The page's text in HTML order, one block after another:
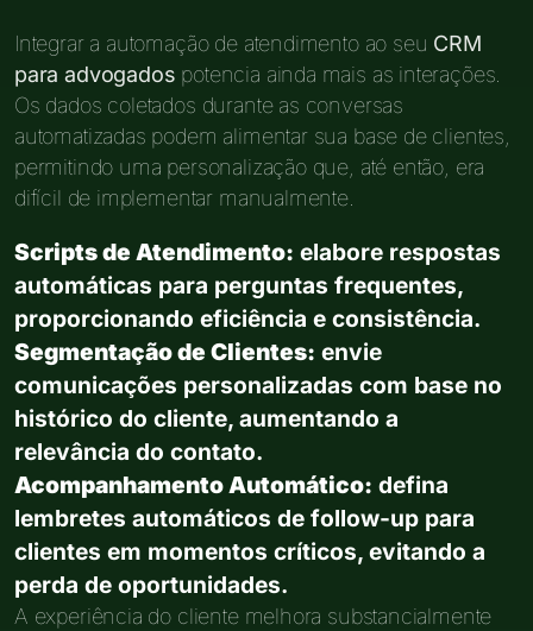
Integrar a automação de atendimento ao seu CRM
para advogados potencia ainda mais as interações.
Os dados coletados durante as conversas
automatizadas podem alimentar sua base de clientes,
permitindo uma personalização que, até então, era
difícil de implementar manualmente.
Scripts de Atendimento: elabore respostas
automáticas para perguntas frequentes,
proporcionando eficiência e consistência.
Segmentação de Clientes: envie
comunicações personalizadas com base no
histórico do cliente, aumentando a
relevância do contato.
Acompanhamento Automático: defina
lembretes automáticos de follow-up para
clientes em momentos críticos, evitando a
perda de oportunidades.
A experiência do cliente melhora substancialmente